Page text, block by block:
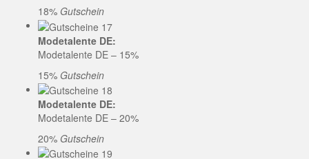
18% Gutschein
Modetalente DE:
Modetalente DE – 15%
15% Gutschein
Modetalente DE:
Modetalente DE – 20%
20% Gutschein